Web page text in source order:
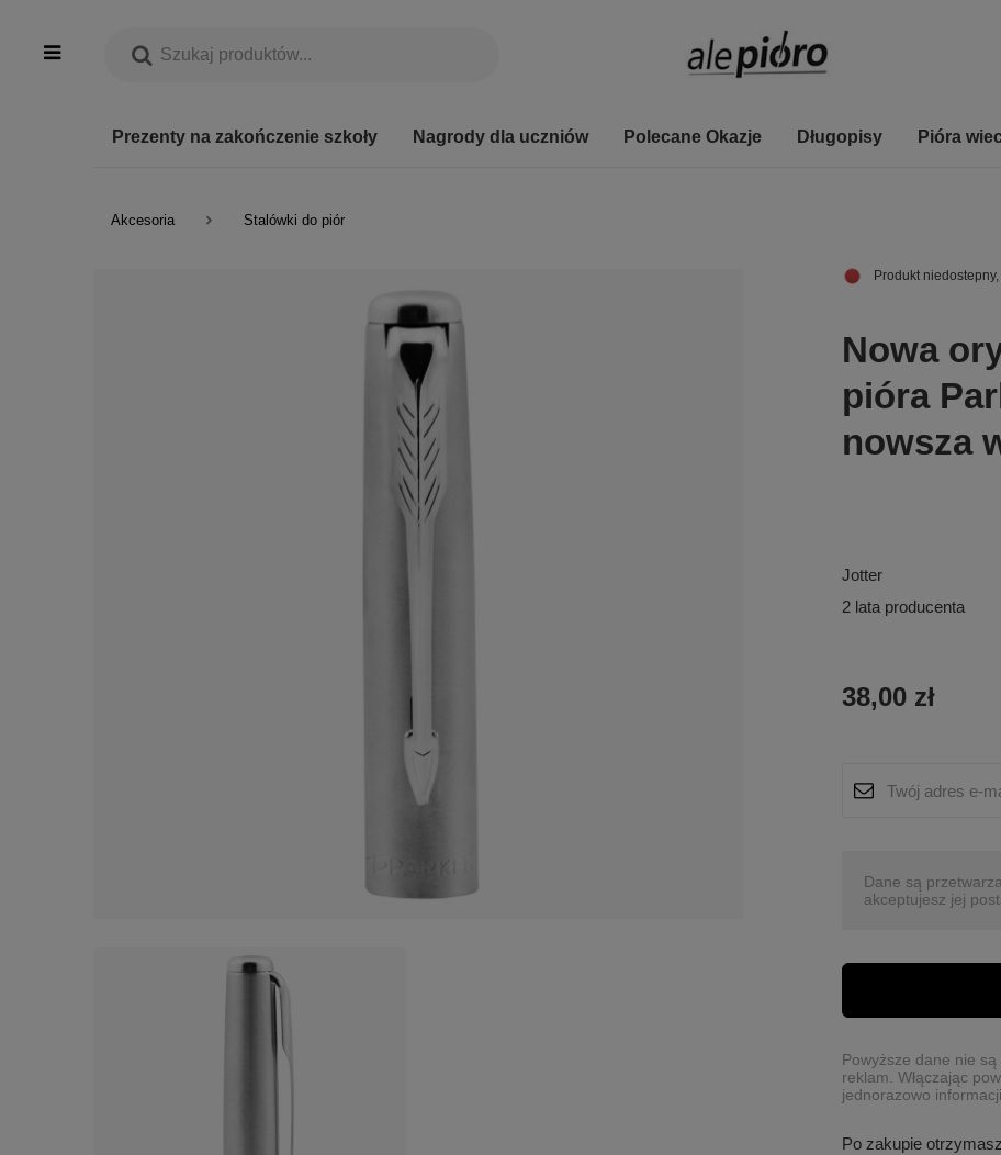
Prezenty na zakończenie szkoły Nagrody dla uczniów Polecane Okazje Długopisy Pióra
Akcesoria Stalówki do piór
Produkt
Nowa
pióra
nowsza
Jotter
2 lata producenta
38,00 zł
Dane są
akceptujesz jej
Powyższe dane nie
reklam. Włączając
jednorazowo
Po zakupie